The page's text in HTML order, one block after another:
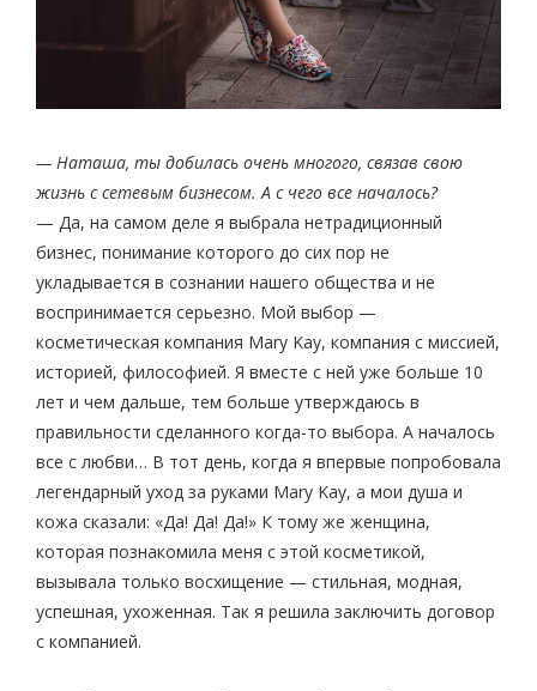
— Наташа, ты добилась очень многого, связав свою
жизнь с сетевым бизнесом. А с чего все началось?
— Да, на самом деле я выбрала нетрадиционный
бизнес, понимание которого до сих пор не
укладывается в сознании нашего общества и не
воспринимается серьезно. Мой выбор —
косметическая компания Mary Kay, компания с миссией,
историей, философией. Я вместе с ней уже больше 10
лет и чем дальше, тем больше утверждаюсь в
правильности сделанного когда-то выбора. А началось
все с любви… В тот день, когда я впервые попробовала
легендарный уход за руками Mary Kay, а мои душа и
кожа сказали: «Да! Да! Да!» К тому же женщина,
которая познакомила меня с этой косметикой,
вызывала только восхищение — стильная, модная,
успешная, ухоженная. Так я решила заключить договор
с компанией.